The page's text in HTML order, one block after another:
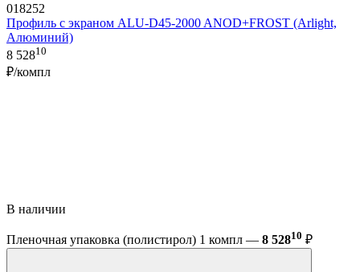
018252
Профиль с экраном ALU-D45-2000 ANOD+FROST (Arlight,
Алюминий)
8 52810
₽/компл
В наличии
Пленочная упаковка (полистирол) 1 компл — 8 52810 ₽